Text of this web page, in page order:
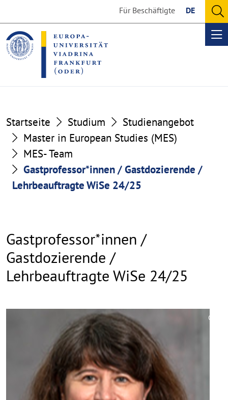
the
content
section
the
footer
section
Für Beschäftigte DE
Startseite Studium
Studienangebot
Master in European Studies (MES)
MES- Team
Gastprofessor*innen / Gastdozierende /
Lehrbeauftragte WiSe 24/25
Gastprofessor*innen /
Gastdozierende /
Lehrbeauftragte WiSe 24/25
©